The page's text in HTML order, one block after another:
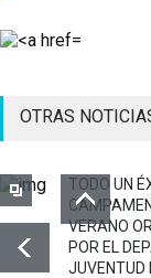
OTRAS
TODO UN
VERANO
POR EL
JUVENTUD